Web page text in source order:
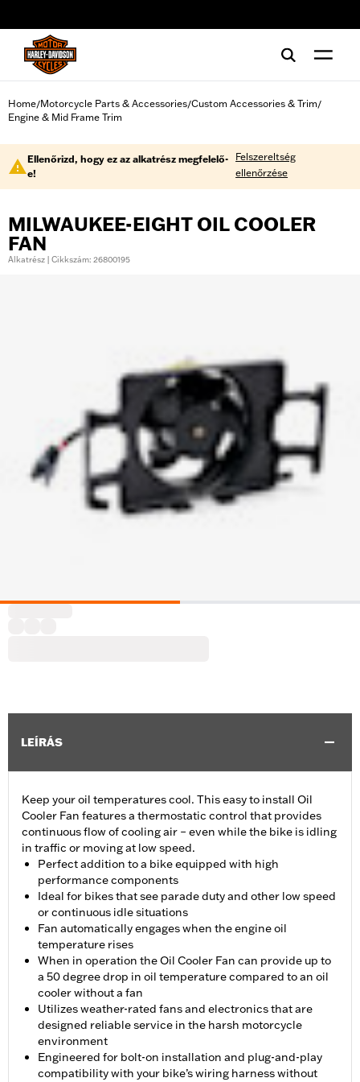
Home/Motorcycle Parts & Accessories/Custom Accessories & Trim/
Engine & Mid Frame Trim
Ellenőrizd, hogy ez az alkatrész megfelelő-
e!
Felszereltség
ellenőrzése
MILWAUKEE-EIGHT OIL COOLER
FAN
Alkatrész | Cikkszám: 26800195
LEÍRÁS
Keep your oil temperatures cool. This easy to install Oil
Cooler Fan features a thermostatic control that provides
continuous flow of cooling air – even while the bike is idling
in traffic or moving at low speed.
Perfect addition to a bike equipped with high
performance components
Ideal for bikes that see parade duty and other low speed
or continuous idle situations
Fan automatically engages when the engine oil
temperature rises
When in operation the Oil Cooler Fan can provide up to
a 50 degree drop in oil temperature compared to an oil
cooler without a fan
Utilizes weather-rated fans and electronics that are
designed reliable service in the harsh motorcycle
environment
Engineered for bolt-on installation and plug-and-play
compatibility with your bike’s wiring harness without